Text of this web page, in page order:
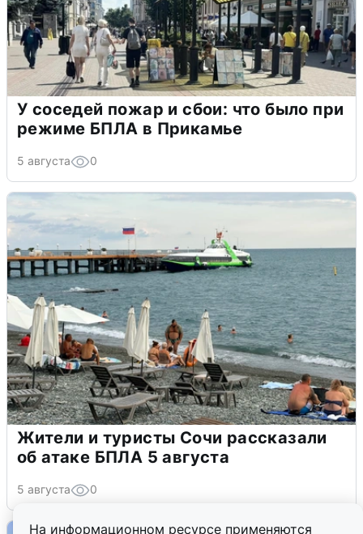
На информационном ресурсе применяются
У соседей пожар и сбои: что было при
режиме БПЛА в Прикамье
5 августа 0
Жители и туристы Сочи рассказали
об атаке БПЛА 5 августа
5 августа 0